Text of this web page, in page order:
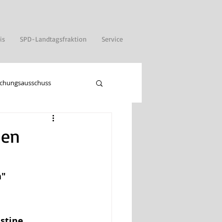
SPD-Landtagsfraktion Service